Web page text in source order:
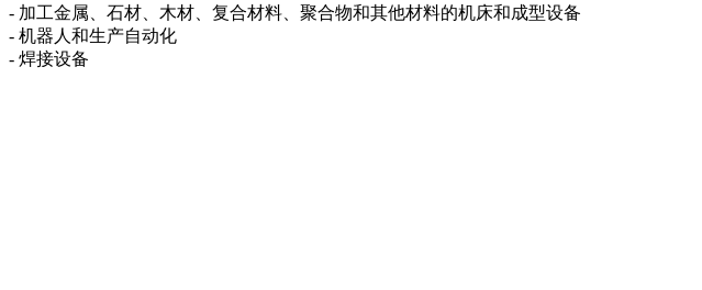
- 加工金属、石材、木材、复合材料、聚合物和其他材料的机床和成型设备
- 机器人和生产自动化
- 焊接设备